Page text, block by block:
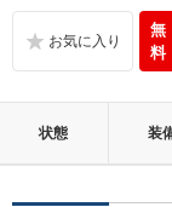
無
料
状態 装